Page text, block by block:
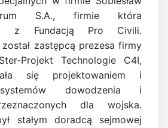
S.A., firmie która
z Fundacją Pro Civili.
zastępcą prezesa firmy
Projekt Technologie C4I,
się projektowaniem i
dowodzenia i
dla wojska.
stałym doradcą sejmowej